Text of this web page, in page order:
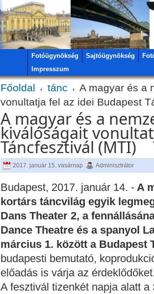
Fotóügynökség Sajtóügynökség
Impresszum
Főoldal tánc
A magyar és a
vonultatja fel az idei Budapest
A magyar és a
kiválóságait
Táncfesztivál (MTI)
2017. január 15. vasárnap Adminisztrátor
Budapest, 2017. január 14. -A
kortárs táncvilág egyik
Dans Theater 2, a
Dance Theatre és a spanyol
március 1. között a Budapest
budapesti bemutató,
előadás is várja az
A fesztivál tizenkét napja alatt